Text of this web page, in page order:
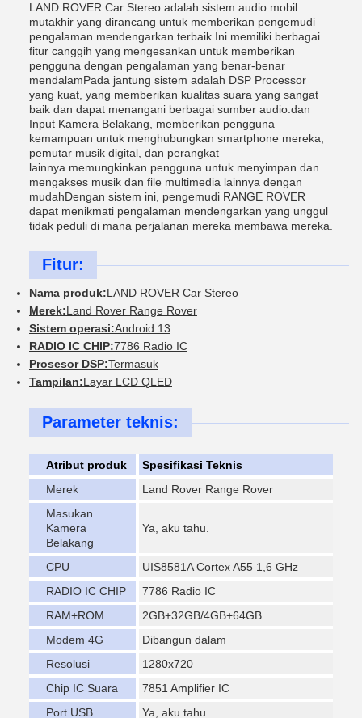
LAND ROVER Car Stereo adalah sistem audio mobil
mutakhir yang dirancang untuk memberikan pengemudi
pengalaman mendengarkan terbaik.Ini memiliki berbagai
fitur canggih yang mengesankan untuk memberikan
pengguna dengan pengalaman yang benar-benar
mendalamPada jantung sistem adalah DSP Processor
yang kuat, yang memberikan kualitas suara yang sangat
baik dan dapat menangani berbagai sumber audio.dan
Input Kamera Belakang, memberikan pengguna
kemampuan untuk menghubungkan smartphone mereka,
pemutar musik digital, dan perangkat
lainnya.memungkinkan pengguna untuk menyimpan dan
mengakses musik dan file multimedia lainnya dengan
mudahDengan sistem ini, pengemudi RANGE ROVER
dapat menikmati pengalaman mendengarkan yang unggul
tidak peduli di mana perjalanan mereka membawa mereka.
Fitur:
Nama produk:LAND ROVER Car Stereo
Merek:Land Rover Range Rover
Sistem operasi:Android 13
RADIO IC CHIP:7786 Radio IC
Prosesor DSP:Termasuk
Tampilan:Layar LCD QLED
Parameter teknis:
Atribut produk
Spesifikasi Teknis
Merek
Land Rover Range Rover
Masukan
Kamera
Belakang
Ya, aku tahu.
CPU
UIS8581A Cortex A55 1,6 GHz
RADIO IC CHIP
7786 Radio IC
RAM+ROM
2GB+32GB/4GB+64GB
Modem 4G
Dibangun dalam
Resolusi
1280x720
Chip IC Suara
7851 Amplifier IC
Port USB
Ya, aku tahu.